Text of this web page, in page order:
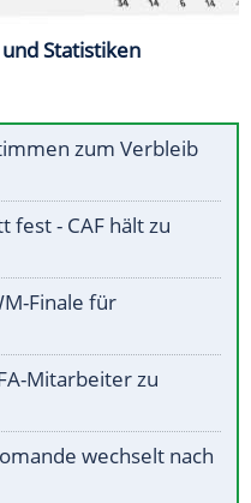
Statistiken
zum Verbleib
fest - CAF hält zu
Finale für
Mitarbeiter zu
wechselt nach